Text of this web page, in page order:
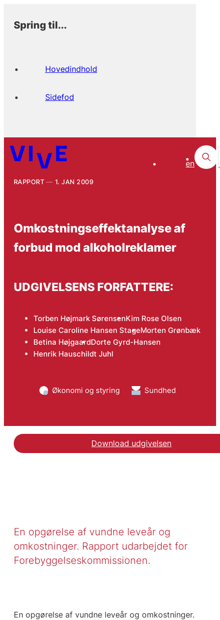
Spring til...
Hovedindhold
Sidefod
en
RAPPORT 1. JAN 2009
Omkostningseffektanalyse af
forbud mod alkoholreklamer
UDGIVELSENS FORFATTERE:
Torben Højmark SørensenKim Rose Olsen
Louise Caroline Hansen StageMorten Grønbæk
Betina HøjgaardDorte Gyrd-Hansen
Henrik Hauschildt Juhl
Økonomi og styring Sundhed
Download udgivelsen
En opgørelse af vundne leveår og
omkostninger. Rapport udarbejdet for
Forebyggelseskommissionen.
En opgørelse af vundne leveår og omkostninger.